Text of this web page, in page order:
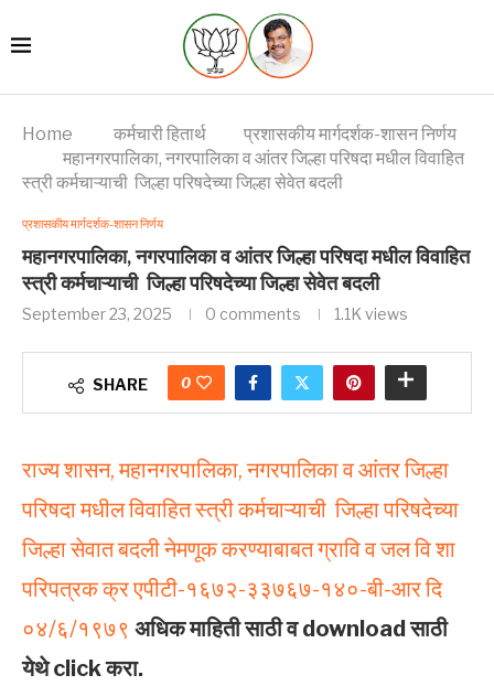
Home कर्मचारी हितार्थ
प्रशासकीय मार्गदर्शक-शासन निर्णय
महानगरपालिका, नगरपालिका व आंतर जिल्हा परिषदा मधील विवाहित
स्त्री कर्मचाऱ्याची जिल्हा परिषदेच्या जिल्हा सेवेत बदली
प्रशासकीय मार्गदर्शक-शासन निर्णय
महानगरपालिका, नगरपालिका व आंतर जिल्हा परिषदा मधील विवाहित
स्त्री कर्मचाऱ्याची जिल्हा परिषदेच्या जिल्हा सेवेत बदली
September 23, 2025 0 comments 1.1K views
SHARE 0
राज्य शासन, महानगरपालिका, नगरपालिका व आंतर जिल्हा
परिषदा मधील विवाहित स्त्री कर्मचाऱ्याची जिल्हा परिषदेच्या
जिल्हा सेवात बदली नेमणूक करण्याबाबत ग्रावि व जल वि शा
परिपत्रक क्र एपीटी-१६७२-३३७६७-१४०-बी-आर दि
०४/६/१९७९ अधिक माहिती साठी व download साठी
येथे click करा.